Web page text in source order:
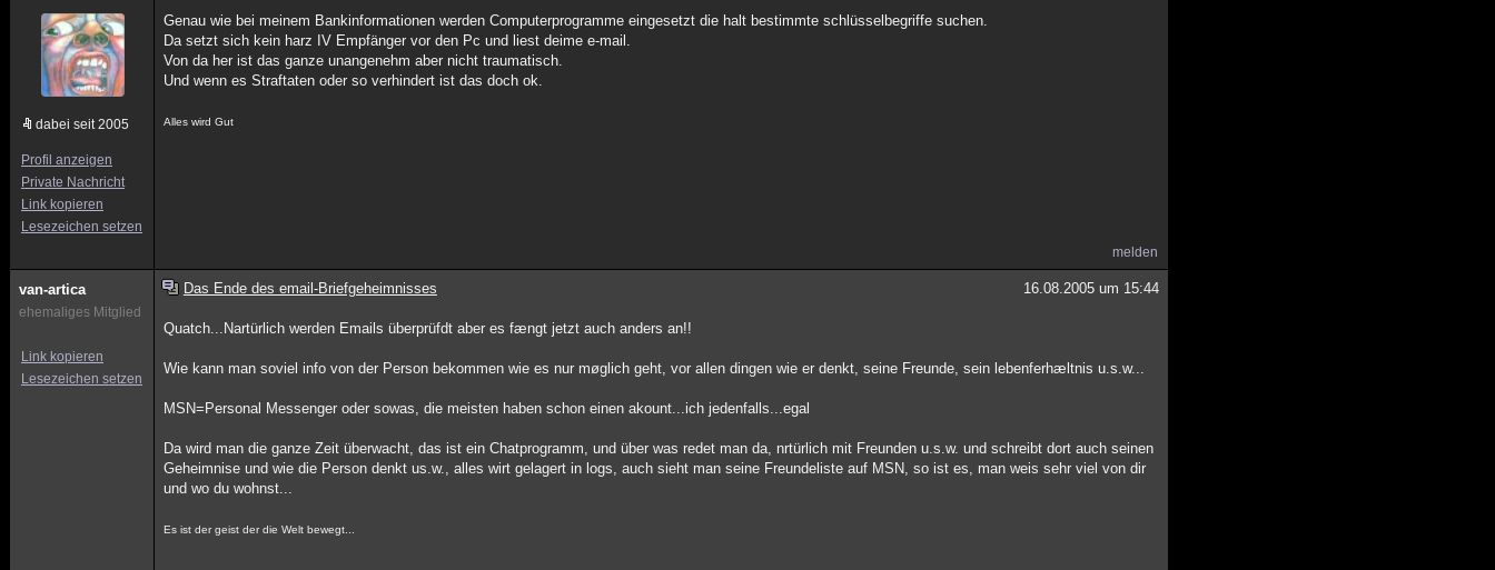
dabei seit 2005
Profil anzeigen
Private Nachricht
Link kopieren
Lesezeichen setzen
Genau wie bei meinem Bankinformationen werden Computerprogramme eingesetzt die halt bestimmte schlüsselbegriffe suchen.
Da setzt sich kein harz IV Empfänger vor den Pc und liest deime e-mail.
Von da her ist das ganze unangenehm aber nicht traumatisch.
Und wenn es Straftaten oder so verhindert ist das doch ok.
Alles wird Gut
melden
van-artica
ehemaliges Mitglied
Link kopieren
Lesezeichen setzen
Das Ende des email-Briefgeheimnisses 16.08.2005 um 15:44
Quatch...Nartürlich werden Emails überprüfdt aber es fængt jetzt auch anders an!!
Wie kann man soviel info von der Person bekommen wie es nur møglich geht, vor allen dingen wie er denkt, seine Freunde, sein lebenferhæltnis u.s.w...
MSN=Personal Messenger oder sowas, die meisten haben schon einen akount...ich jedenfalls...egal
Da wird man die ganze Zeit überwacht, das ist ein Chatprogramm, und über was redet man da, nrtürlich mit Freunden u.s.w. und schreibt dort auch seinen
Geheimnise und wie die Person denkt us.w., alles wirt gelagert in logs, auch sieht man seine Freundeliste auf MSN, so ist es, man weis sehr viel von dir
und wo du wohnst...
Es ist der geist der die Welt bewegt...